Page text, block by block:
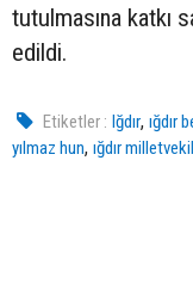
tutulmasına katkı
edildi.
Etiketler : Iğdır,ığdır
yılmaz hun, ığdır